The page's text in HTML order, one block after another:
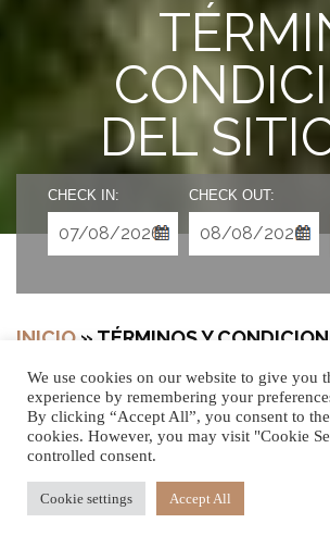
DEL
CHECK IN: CHECK OUT:
INICIO » TÉRMINOS Y
Los siguientes términos y condiciones
acuerdo legalmente vinculante entre
We use cookies on our website to give you
experience by remembering your
By clicking “Accept All”, you consent to
cookies. However, you may visit "Cookie
controlled consent.
Cookie settings Accept All